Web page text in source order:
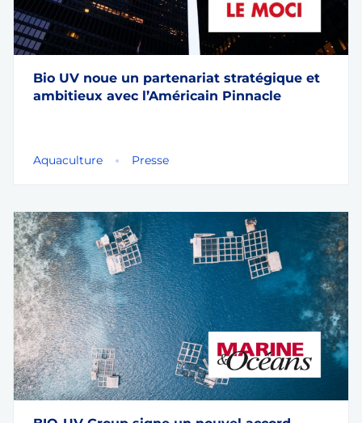
Bio UV noue un partenariat stratégique et
ambitieux avec l’Américain Pinnacle
Aquaculture Presse